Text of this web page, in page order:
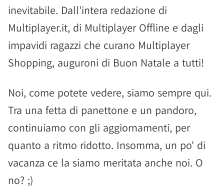
inevitabile. Dall'intera redazione di
Multiplayer.it, di Multiplayer Offline e dagli
impavidi ragazzi che curano Multiplayer
Shopping, auguroni di Buon Natale a tutti!
Noi, come potete vedere, siamo sempre qui.
Tra una fetta di panettone e un pandoro,
continuiamo con gli aggiornamenti, per
quanto a ritmo ridotto. Insomma, un po' di
vacanza ce la siamo meritata anche noi. O
no? ;)